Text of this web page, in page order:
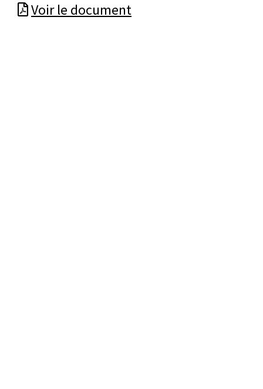
Voir le document